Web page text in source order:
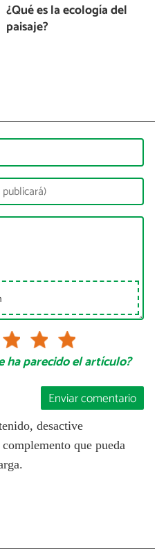
¿Qué es la ecología del
paisaje?
ha parecido el artículo?
Enviar comentario
desactive
que pueda